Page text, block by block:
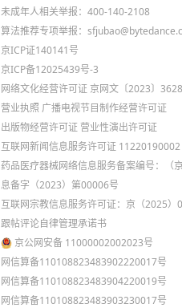
未成年人相关举报：400-140-2108
算法推荐专项举报：
京ICP证140141号
京ICP备12025439号-3
网络文化经营许可证 京网文〔2023〕
营业执照 广播电视节目制作经营许可证
出版物经营许可证 营业性演出许可证
互联网新闻信息服务许可证 11220190002
药品医疗器械网络信息服务备案编号：（
息备字（2023）第00006号
互联网宗教信息服务许可证：京（2025）
跟帖评论自律管理承诺书
京公网安备 11000002002023号
网信算备110108823483902220017号
网信算备110108823483904220019号
网信算备110108823483903230017号